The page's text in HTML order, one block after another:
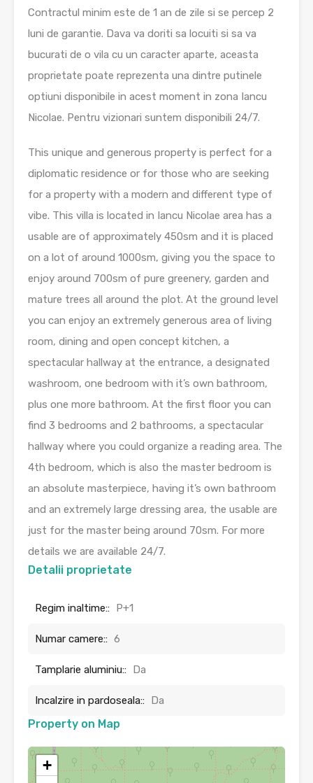
Contractul minim este de 1 an de zile si se percep 2
luni de garantie. Dava va doriti sa locuiti si sa va
bucurati de o vila cu un caracter aparte, aceasta
proprietate poate reprezenta una dintre putinele
optiuni disponibile in acest moment in zona Iancu
Nicolae. Pentru vizionari suntem disponibili 24/7.
This unique and generous property is perfect for a
diplomatic residence or for those who are seeking
for a property with a modern and different type of
vibe. This villa is located in Iancu Nicolae area has a
usable are of approximately 450sm and it is placed
on a lot of around 1000sm, giving you the space to
enjoy around 700sm of pure greenery, garden and
mature trees all around the plot. At the ground level
you can enjoy an extremely generous area of living
room, dining and open concept kitchen, a
spectacular hallway at the entrance, a designated
washroom, one bedroom with it’s own bathroom,
plus one more bathroom. At the first floor you can
find 3 bedrooms and 2 bathrooms, a spectacular
hallway where you could organize a reading area. The
4th bedroom, which is also the master bedroom is
an absolute masterpiece, having it’s own bathroom
and an extremely large dressing area, the usable are
just for the master being around 70sm. For more
details we are available 24/7.
Detalii proprietate
Regim inaltime:: P+1
Numar camere:: 6
Tamplarie aluminiu:: Da
Incalzire in pardoseala:: Da
Property on Map
+